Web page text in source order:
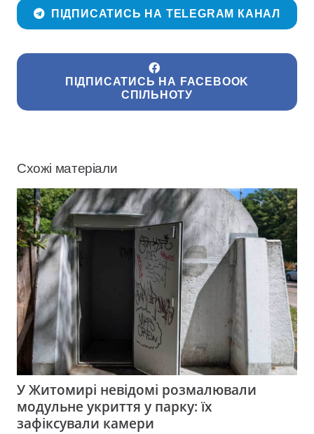
ПІДПИСАТИСЬ НА TELEGRAM КАНАЛ
ПІДПИСАТИСЬ НА FACEBOOK
СПІЛЬНОТУ
Схожі матеріали
У Житомирі невідомі розмалювали
модульне укриття у парку: їх
зафіксували камери